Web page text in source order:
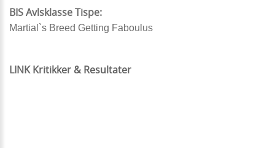
BIS Avlsklasse Tispe:
Martial`s Breed Getting Faboulus
LINK Kritikker & Resultater